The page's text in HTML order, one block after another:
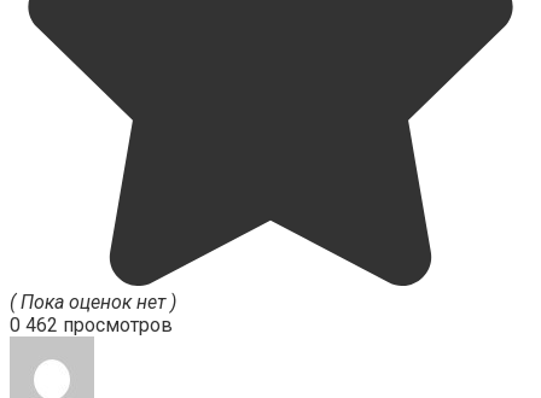
( Пока оценок нет )
0 462 просмотров